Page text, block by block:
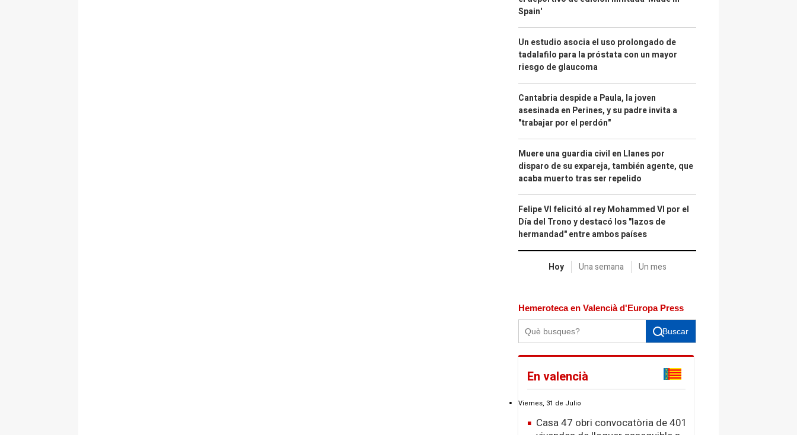
Spain'
Un estudio asocia el uso prolongado de
tadalafilo para la próstata con un mayor
riesgo de glaucoma
Cantabria despide a Paula, la joven
asesinada en Perines, y su padre invita a
"trabajar por el perdón"
Muere una guardia civil en Llanes por
disparo de su expareja, también agente, que
acaba muerto tras ser repelido
Felipe VI felicitó al rey Mohammed VI por el
Día del Trono y destacó los "lazos de
hermandad" entre ambos países
Hoy Una semana Un mes
Hemeroteca en Valencià d'Europa Press
Buscar
En valencià
Viernes, 31 de Julio
Casa 47 obri convocatòria de 401